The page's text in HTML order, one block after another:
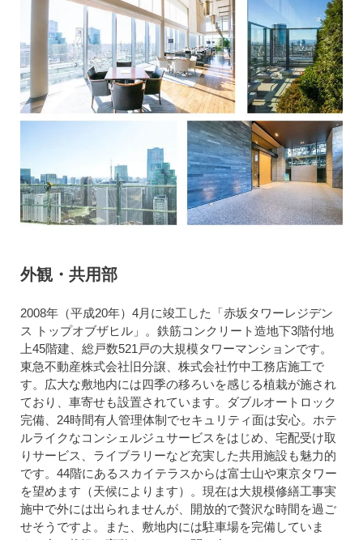
外観・共用部
2008年（平成20年）4月に竣工した「赤坂タワーレジデン
ス トップオブザヒル」。鉄筋コンクリート造地下3階付地
上45階建、総戸数521戸の大規模タワーマンションです。
東急不動産株式会社旧分譲、株式会社竹中工務店施工で
す。広大な敷地内には四季の移ろいを感じる植栽が施され
ており、車寄せも設置されています。ダブルオートロック
完備、24時間有人管理体制でセキュリティ面は安心。ホテ
ルライクなコンシェルジュサービスをはじめ、宅配受け取
りサービス、ライブラリーなど充実した共用施設も魅力的
です。44階にあるスカイテラスからは富士山や東京タワー
を望めます（天候によります）。現在は大規模修繕工事実
施中で外には出られませんが、開放的で贅沢な時間を過ご
せそうですよ。また、敷地内には駐車場を完備していま